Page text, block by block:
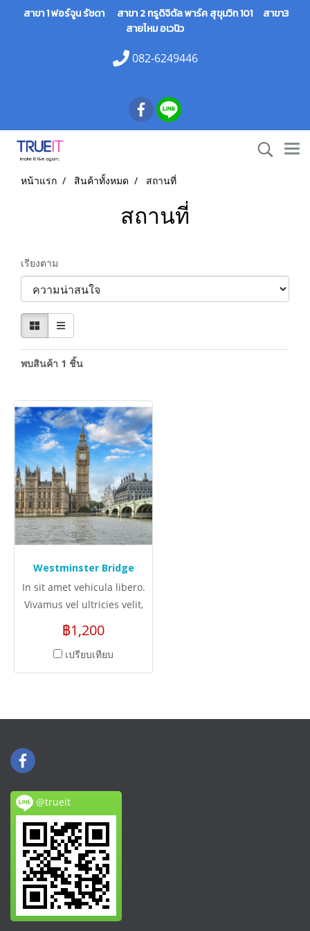
สาขา 1 ฟอร์จูน รัชดา สาขา 2 ทรูดิจิตัล พาร์ค สุขุมวิท 101 สาขา3
สายไหม อเวนิว
082-6249446
หน้าแรก สินค้าทั้งหมด สถานที่
สถานที่
เรียงตาม
พบสินค้า 1 ชิ้น
Westminster Bridge
In sit amet vehicula libero.
Vivamus vel ultricies velit,
sed fringilla elit.
฿1,200
เปรียบเทียบ
@trueit